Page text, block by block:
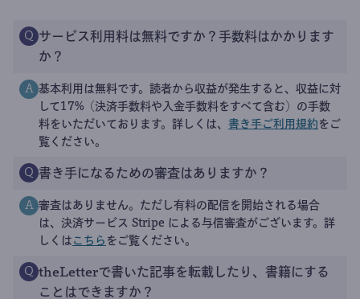
Q サービス利用料は無料ですか？手数料はかかります
か？
A 基本利用は無料です。読者から収益が発生すると、収益に対
して17%（決済手数料や入金手数料をすべて含む）の手数
料をいただいております。詳しくは、 書き手ご利用規約 をご
覧ください。
Q 書き手になるための審査はありますか？
A 審査はありません。ただし有料の配信を開始される場合
は、決済サービス Stripe による与信審査がございます。詳
しくは こちら をご覧ください。
Q theLetterで書いた記事を転載したり、書籍にする
ことはできますか？